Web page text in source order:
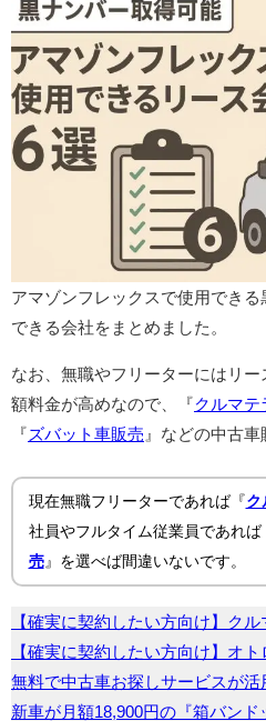
アマゾンフレックスで使用でき
できる会社をまとめました。
なお、無職やフリーターにはリ
額料金が高めなので、『クルマテ
『 ズバット車販売 』などの中古車
現在無職フリーターであれば『ク
社員やフルタイム従業員であれば
売』を選べば間違いないです。
【確実に契約したい方向け】クル
【確実に契約したい方向け】オト
無料で中古車お探しサービスが
新車が月額18,900円の『箱バンド